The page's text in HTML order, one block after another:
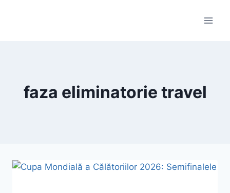
faza eliminatorie travel